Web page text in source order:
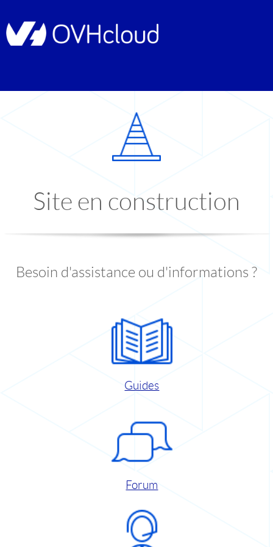
Site en construction
Besoin d'assistance ou d'informations ?
Guides
Forum